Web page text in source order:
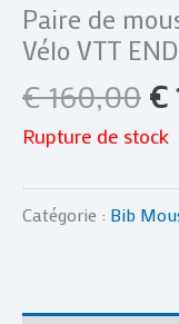
Paire de
Vélo VTT
€160,00 €
Rupture de stock
Catégorie : Bib